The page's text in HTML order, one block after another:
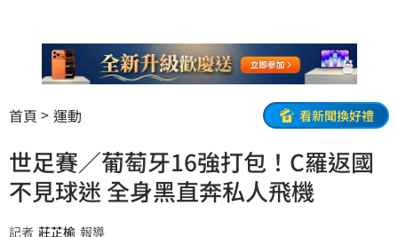
首頁 運動 看新聞換好禮
世足賽／葡萄牙16強打包！C羅返國
不見球迷 全身黑直奔私人飛機
記者 莊芷榆 報導